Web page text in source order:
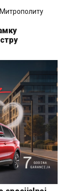
specijalnoj